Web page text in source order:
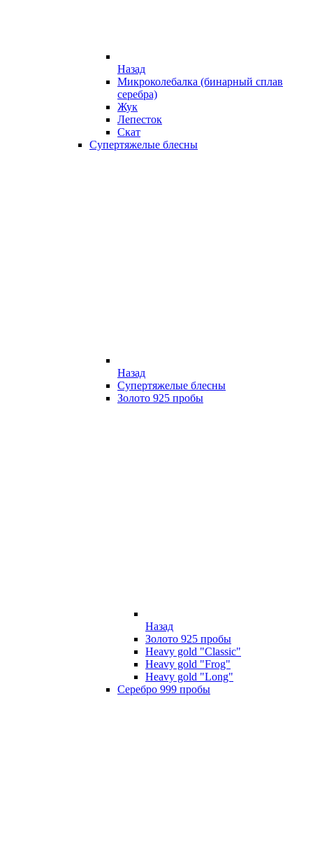
Назад
Микроколебалка (бинарный сплав
серебра)
Жук
Лепесток
Скат
Супертяжелые блесны
Назад
Супертяжелые блесны
Золото 925 пробы
Назад
Золото 925 пробы
Heavy gold "Classic"
Heavy gold "Frog"
Heavy gold "Long"
Серебро 999 пробы